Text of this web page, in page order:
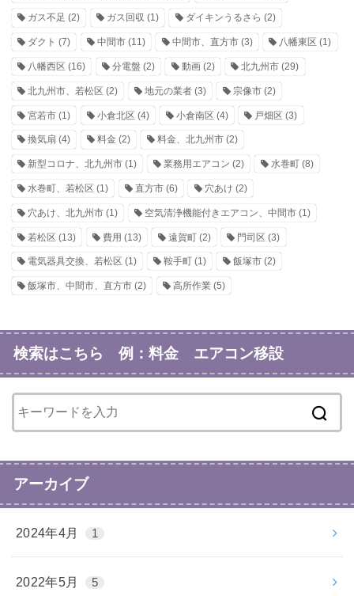
ガス不足 (2) ガス回収 (1) ダイキンうるさら (2)
ダクト (7) 中間市(11) 中間市、直方市(3) 八幡東区 (1)
八幡西区 (16) 分電盤 (2) 動画(2) 北九州市 (29)
北九州市、若松区 (2) 地元の業者(3) 宗像市(2)
宮若市 (1) 小倉北区 (4) 小倉南区 (4) 戸畑区 (3)
換気扇 (4) 料金 (2) 料金、北九州市(2)
新型コロナ、北九州市 (1) 業務用エアコン (2) 水巻町(8)
水巻町、若松区 (1) 直方市(6) 穴あけ (2)
穴あけ、北九州市 (1) 空気清浄機能付きエアコン、中間市(1)
若松区 (13) 費用 (13) 遠賀町(2) 門司区 (3)
電気器具交換、若松区 (1) 鞍手町(1) 飯塚市(2)
飯塚市、中間市、直方市 (2) 高所作業(5)
検索はこちら 例：料金 エアコン移設
アーカイブ
2024年4月 1
2022年5月 5